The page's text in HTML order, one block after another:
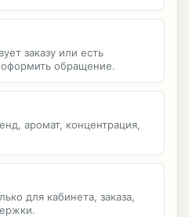
заказу или есть
обращение.
аромат, концентрация,
для кабинета, заказа,